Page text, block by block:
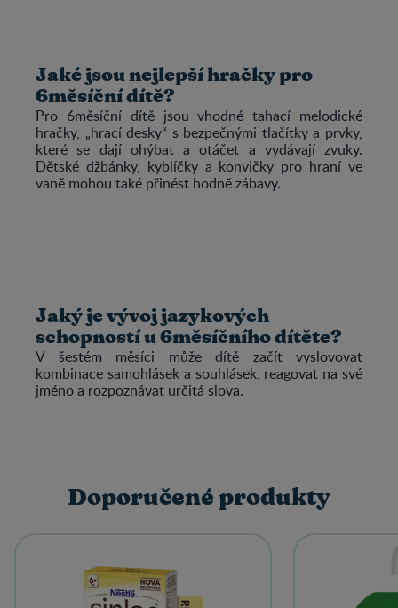
Jaké jsou nejlepší hračky pro
6měsíční dítě?
Pro 6měsíční dítě jsou vhodné tahací melodické
hračky, „hrací desky“ s bezpečnými tlačítky a prvky,
které se dají ohýbat a otáčet a vydávají zvuky.
Dětské džbánky, kyblíčky a konvičky pro hraní ve
vaně mohou také přinést hodně zábavy.
Jaký je vývoj jazykových
schopností u 6měsíčního dítěte?
V šestém měsíci může dítě začít vyslovovat
kombinace samohlásek a souhlásek, reagovat na své
jméno a rozpoznávat určitá slova.
Doporučené produkty